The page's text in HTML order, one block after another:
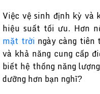
Việc vệ sinh định kỳ và
hiệu suất tối ưu. Hơn
mặt trời ngày càng tiên
và khả năng cung cấp
biết hệ thống năng
dưỡng hơn bạn nghĩ?